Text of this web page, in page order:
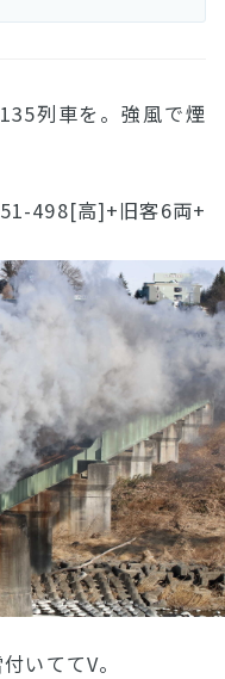
列車を。強風で煙
498[高]+旧客6両+
いててV。